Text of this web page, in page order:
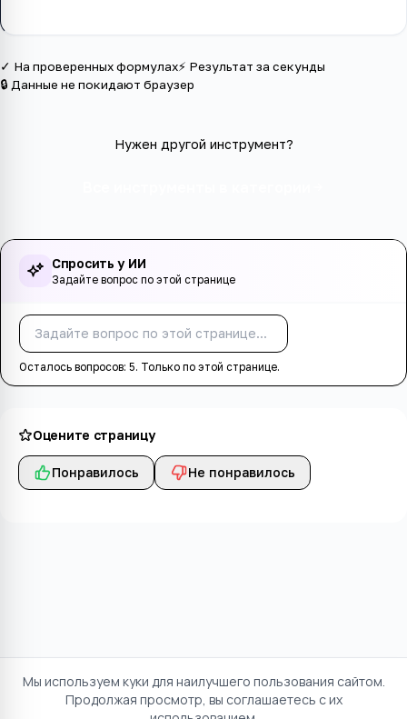
✓ На проверенных формулах⚡ Результат за секунды
🔒 Данные не покидают браузер
Нужен другой инструмент?
Спросить у ИИ
Задайте вопрос по этой странице
Осталось вопросов: 5. Только по этой странице.
Оцените страницу
Понравилось Не понравилось
Мы используем куки для наилучшего пользования сайтом.
Продолжая просмотр, вы соглашаетесь с их